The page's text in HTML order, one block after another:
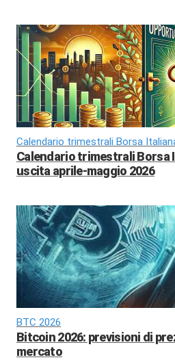
Calendario trimestrali Borsa
Calendario trimestrali Borsa
uscita aprile-maggio 2026
BTC 2026
Bitcoin 2026: previsioni di
mercato